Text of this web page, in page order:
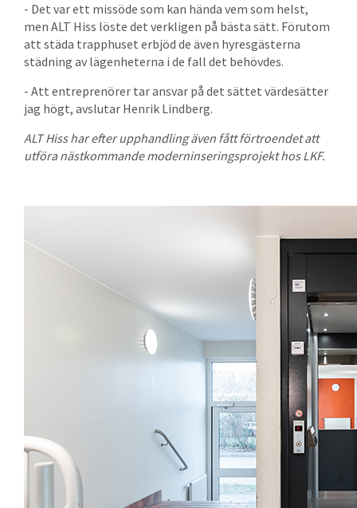
- Det var ett missöde som kan hända vem som helst,
men ALT Hiss löste det verkligen på bästa sätt. Förutom
att städa trapphuset erbjöd de även hyresgästerna
städning av lägenheterna i de fall det behövdes.
- Att entreprenörer tar ansvar på det sättet värdesätter
jag högt, avslutar Henrik Lindberg.
ALT Hiss har efter upphandling även fått förtroendet att
utföra nästkommande moderninseringsprojekt hos LKF.